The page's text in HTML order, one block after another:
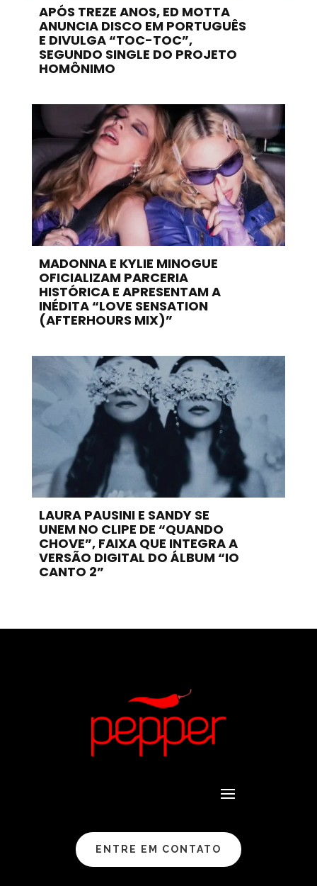
APÓS TREZE ANOS, ED MOTTA
ANUNCIA DISCO EM PORTUGUÊS
E DIVULGA “TOC-TOC”,
SEGUNDO SINGLE DO PROJETO
HOMÔNIMO
MADONNA E KYLIE MINOGUE
OFICIALIZAM PARCERIA
HISTÓRICA E APRESENTAM A
INÉDITA “LOVE SENSATION
(AFTERHOURS MIX)”
LAURA PAUSINI E SANDY SE
UNEM NO CLIPE DE “QUANDO
CHOVE”, FAIXA QUE INTEGRA A
VERSÃO DIGITAL DO ÁLBUM “IO
CANTO 2”
ENTRE EM CONTATO